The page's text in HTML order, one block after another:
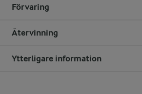
Förvaring
Återvinning
Ytterligare information